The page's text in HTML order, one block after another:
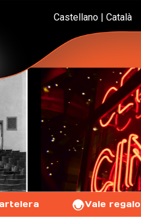
Castellano |Català
Vale regalo